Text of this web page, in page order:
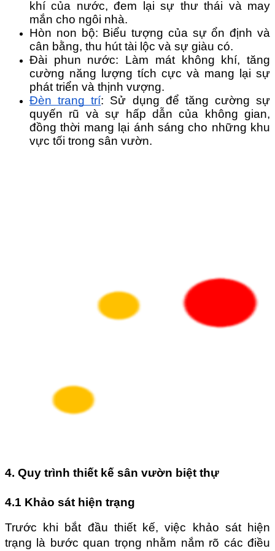
khí của nước, đem lại sự thư thái và may
mắn cho ngôi nhà.
Hòn non bộ: Biểu tượng của sự ổn định và
cân bằng, thu hút tài lộc và sự giàu có.
Đài phun nước: Làm mát không khí, tăng
cường năng lượng tích cực và mang lại sự
phát triển và thịnh vượng.
Đèn trang trí: Sử dụng để tăng cường sự
quyến rũ và sự hấp dẫn của không gian,
đồng thời mang lại ánh sáng cho những khu
vực tối trong sân vườn.
4. Quy trình thiết kế sân vườn biệt thự
4.1 Khảo sát hiện trạng
Trước khi bắt đầu thiết kế, việc khảo sát hiện
trạng là bước quan trọng nhằm nắm rõ các điều